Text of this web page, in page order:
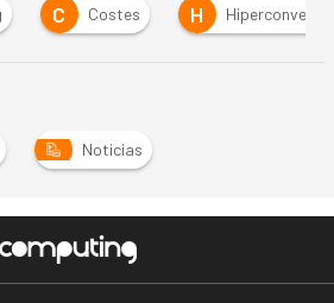
C Costes H
Noticias